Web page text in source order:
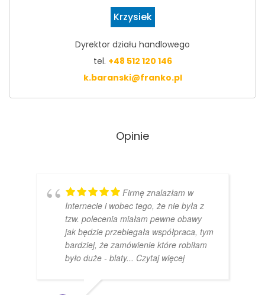
Krzysiek
Dyrektor działu handlowego
tel. +48 512 120 146
k.baranski@franko.pl
Opinie
Firmę znalazłam w
Internecie i wobec tego, że nie była z
tzw. polecenia miałam pewne obawy
jak będzie przebiegała współpraca, tym
bardziej, że zamówienie które robiłam
było duże - blaty... Czytaj więcej